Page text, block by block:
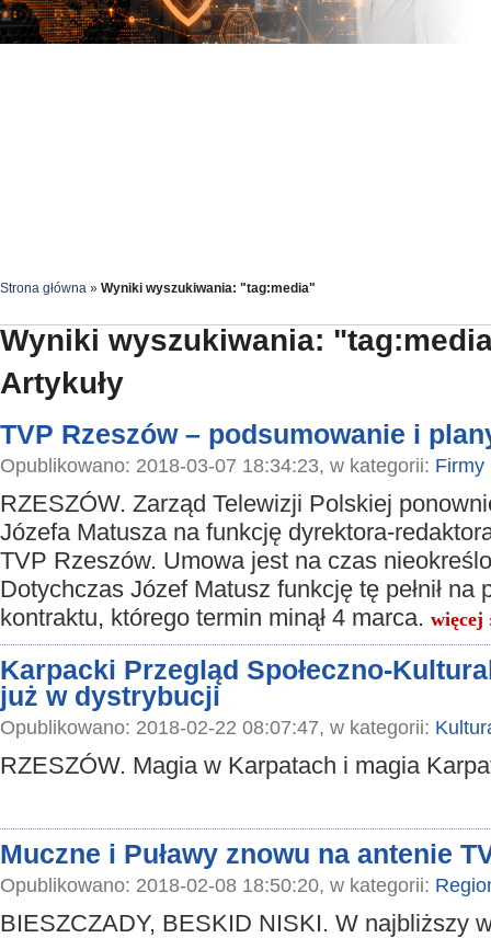
Strona główna » Wyniki wyszukiwania: "tag:media"
Wyniki wyszukiwania:
Artykuły
TVP Rzeszów – podsumowanie i
Opublikowano: 2018-03-07 18:34:23, w kategorii: Firmy
RZESZÓW. Zarząd Telewizji Polskiej
Józefa Matusza na funkcję dyrektora-
TVP Rzeszów. Umowa jest na czas
Dotychczas Józef Matusz funkcję tę pełnił na
kontraktu, którego termin minął 4 marca. więcej
Karpacki Przegląd Społeczno-
już w dystrybucji
Opublikowano: 2018-02-22 08:07:47, w kategorii:
RZESZÓW. Magia w Karpatach i magia
Muczne i Puławy znowu na antenie
Opublikowano: 2018-02-08 18:50:20, w kategorii:
BIESZCZADY, BESKID NISKI. W najbliższy